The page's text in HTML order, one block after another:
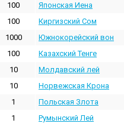
100 Японская Иена
100 Киргизский Сом
1000 Южнокорейский вон
100 Казахский Тенге
10 Молдавский лей
10 Норвежская Крона
1 Польская Злота
1 Румынский Лей